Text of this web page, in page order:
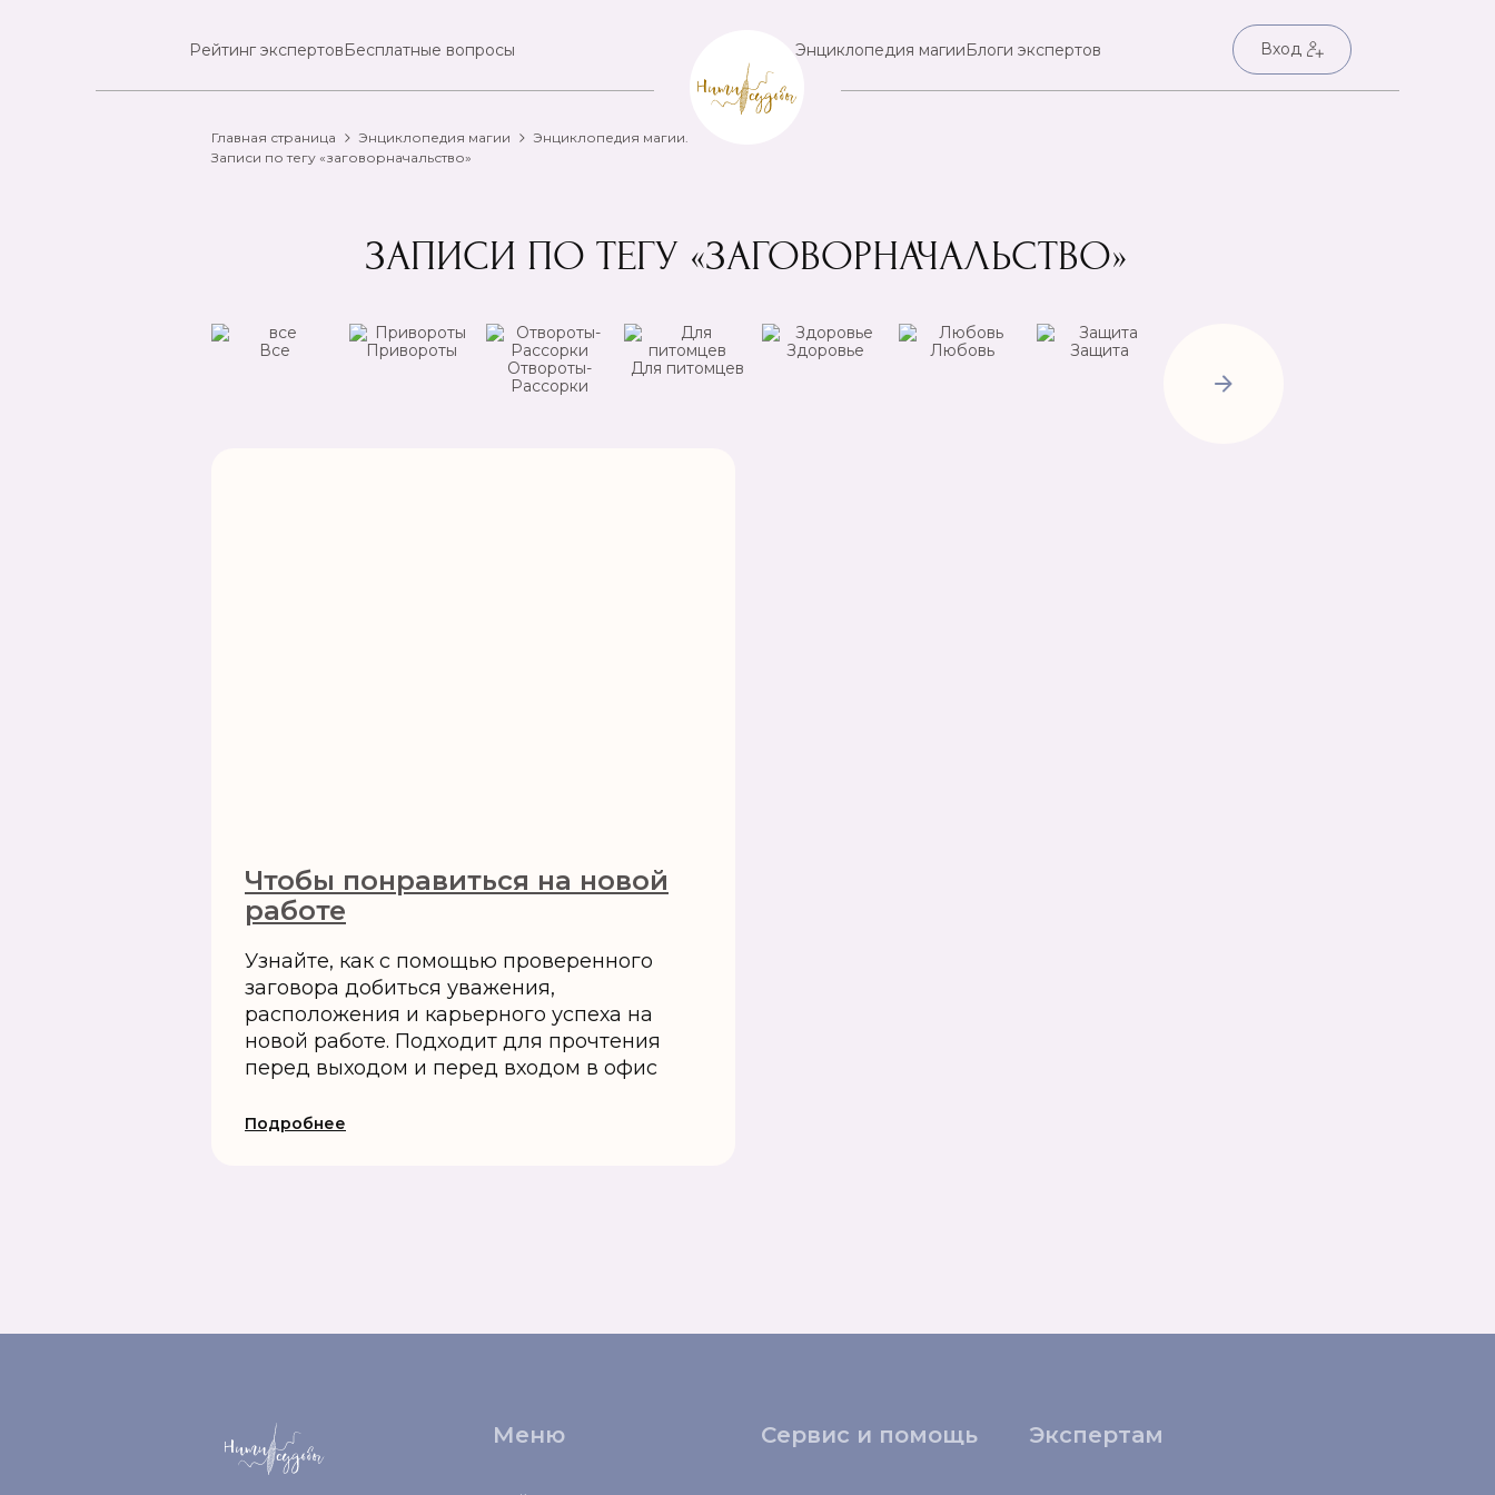
Рейтинг экспертовБесплатные вопросы Энциклопедия магииБлоги экспертов Вход
Главная страница Энциклопедия магии
Энциклопедия магии.
Записи по тегу «заговорначальство»
ЗАПИСИ ПО ТЕГУ «ЗАГОВОРНАЧАЛЬСТВО»
Все
Привороты
Отвороты-
Рассорки
Для питомцев
Здоровье Любовь Защита
Чтобы понравиться на новой
работе
Узнайте, как с помощью проверенного
заговора добиться уважения,
расположения и карьерного успеха на
новой работе. Подходит для прочтения
перед выходом и перед входом в офис
Подробнее
Меню Сервис и помощь Экспертам